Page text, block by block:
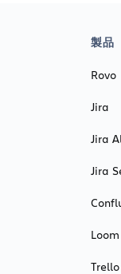
製品
Rovo
Jira
Jira
Jira
Loom
Trello